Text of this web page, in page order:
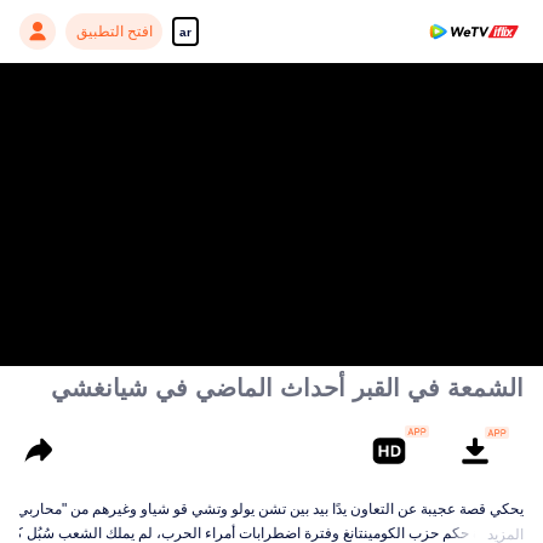
ar افتح التطبيق
الشمعة في القبر أحداث الماضي في شيانغشي
يحكي قصة عجيبة عن التعاون يدًا بيد بين تشن يولو وتشي قو شياو وغيرهم من "محاربي
في فترة حكم حزب الكومينتانغ وفترة اضطرابات أمراء الحرب، لم يملك الشعب سُبُل
المزيد